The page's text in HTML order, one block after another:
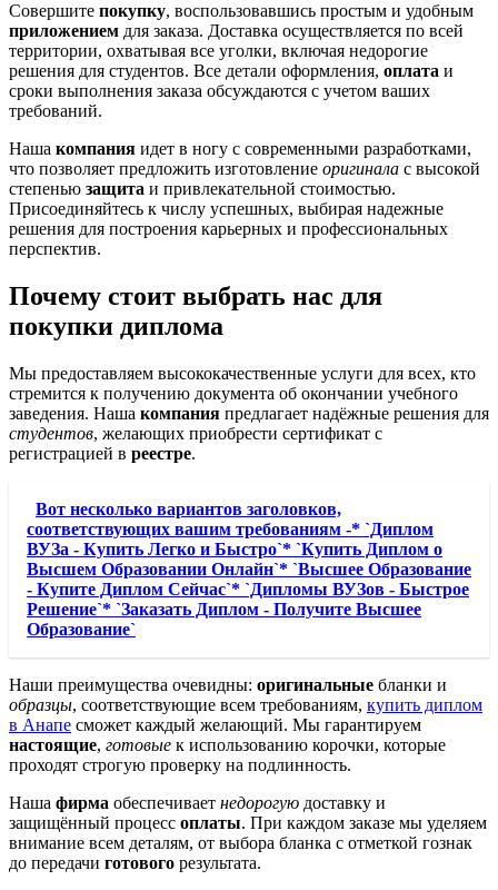
Совершите покупку, воспользовавшись простым и удобным
приложением для заказа. Доставка осуществляется по всей
территории, охватывая все уголки, включая недорогие
решения для студентов. Все детали оформления, оплата и
сроки выполнения заказа обсуждаются с учетом ваших
требований.
Наша компания идет в ногу с современными разработками,
что позволяет предложить изготовление оригинала с высокой
степенью защита и привлекательной стоимостью.
Присоединяйтесь к числу успешных, выбирая надежные
решения для построения карьерных и профессиональных
перспектив.
Почему стоит выбрать нас для
покупки диплома
Мы предоставляем высококачественные услуги для всех, кто
стремится к получению документа об окончании учебного
заведения. Наша компания предлагает надёжные решения для
студентов, желающих приобрести сертификат с
регистрацией в реестре.
Вот несколько вариантов заголовков,
соответствующих вашим требованиям -* `Диплом
ВУЗа - Купить Легко и Быстро`* `Купить Диплом о
Высшем Образовании Онлайн`* `Высшее Образование
- Купите Диплом Сейчас`* `Дипломы ВУЗов - Быстрое
Решение`* `Заказать Диплом - Получите Высшее
Образование`
Наши преимущества очевидны: оригинальные бланки и
образцы, соответствующие всем требованиям, купить диплом
в Анапе сможет каждый желающий. Мы гарантируем
настоящие, готовые к использованию корочки, которые
проходят строгую проверку на подлинность.
Наша фирма обеспечивает недорогую доставку и
защищённый процесс оплаты. При каждом заказе мы уделяем
внимание всем деталям, от выбора бланка с отметкой гознак
до передачи готового результата.